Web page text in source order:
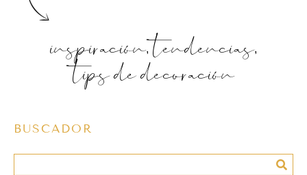
inspiración, tendencias,
tips de decoración
BUSCADOR